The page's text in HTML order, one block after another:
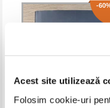
Acest site utilizează
Folosim cookie-uri
-